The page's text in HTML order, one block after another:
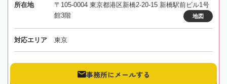
所在地
〒105-0004 東京都港区新橋2-20-15 新橋駅前ビル1号
館3階
地図
対応エリア 東京
事務所にメールする